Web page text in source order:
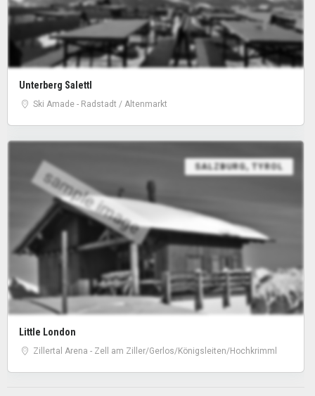
Unterberg Salettl
Ski Amade - Radstadt / Altenmarkt
sample image
SALZBURG, TYROL
Little London
Zillertal Arena - Zell am Ziller/Gerlos/Königsleiten/Hochkrimml